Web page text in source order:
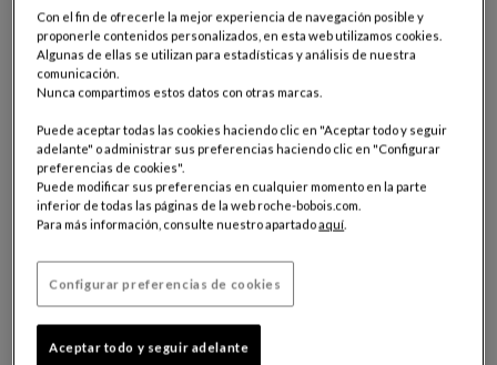
Mah Jong
Composición Missoni Con Plataformas
Ver Descripción Completa
Con el fin de ofrecerle la mejor experiencia de navegación posible y
proponerle contenidos personalizados, en esta web utilizamos cookies.
Algunas de ellas se utilizan para estadísticas y análisis de nuestra
comunicación.
Nunca compartimos estos datos con otras marcas.
Puede aceptar todas las cookies haciendo clic en "Aceptar todo y seguir
adelante" o administrar sus preferencias haciendo clic en "Configurar
preferencias de cookies".
Puede modificar sus preferencias en cualquier momento en la parte
inferior de todas las páginas de la web roche-bobois.com.
Para más información, consulte nuestro apartadoaquí
Configurar preferencias de cookies
Aceptar todo y seguir adelante